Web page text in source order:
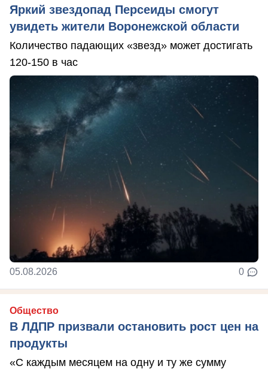
Яркий звездопад Персеиды смогут
увидеть жители Воронежской области
Количество падающих «звезд» может достигать
120-150 в час
05.08.2026 0
Общество
В ЛДПР призвали остановить рост цен на
продукты
«С каждым месяцем на одну и ту же сумму